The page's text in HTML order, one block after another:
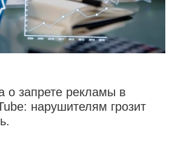
запрете рекламы в
нарушителям грозит